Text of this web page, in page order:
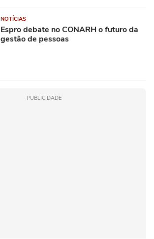
NOTÍCIAS
Espro debate no CONARH o futuro da
gestão de pessoas
PUBLICIDADE